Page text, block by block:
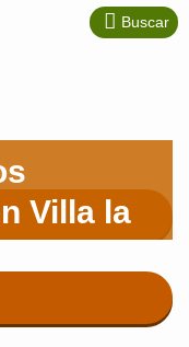
Buscar
Villa la